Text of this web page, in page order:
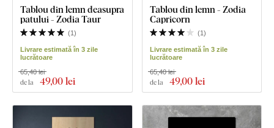
Tablou din lemn deasupra
patului - Zodia Taur
(1)
Livrare estimată în 3 zile
lucrătoare
de la 49,00 lei
65,40 lei
Tablou din lemn - Zodia
Capricorn
(1)
Livrare estimată în 3 zile
lucrătoare
de la 49,00 lei
65,40 lei